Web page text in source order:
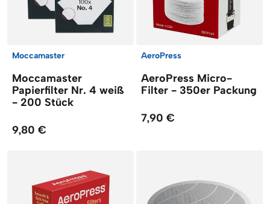
Moccamaster
Moccamaster
Papierfilter Nr. 4 weiß
- 200 Stück
9,80 €
AeroPress
AeroPress Micro-
Filter - 350er Packung
7,90 €